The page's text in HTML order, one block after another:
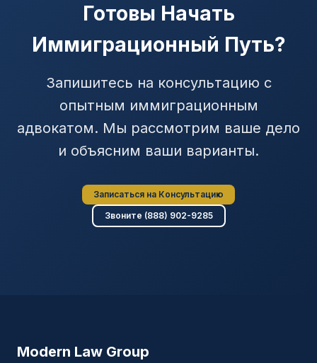
Готовы Начать
Иммиграционный Путь?
Запишитесь на консультацию с
опытным иммиграционным
адвокатом. Мы рассмотрим ваше дело
и объясним ваши варианты.
Записаться на Консультацию
Звоните (888) 902-9285
Modern Law Group